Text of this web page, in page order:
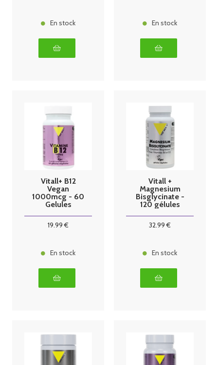
En stock En stock
Vitall+ B12
Vegan
1000mcg - 60
Gelules
19.99 €
En stock
Vitall +
Magnesium
Bisglycinate -
120 gélules
32.99 €
En stock